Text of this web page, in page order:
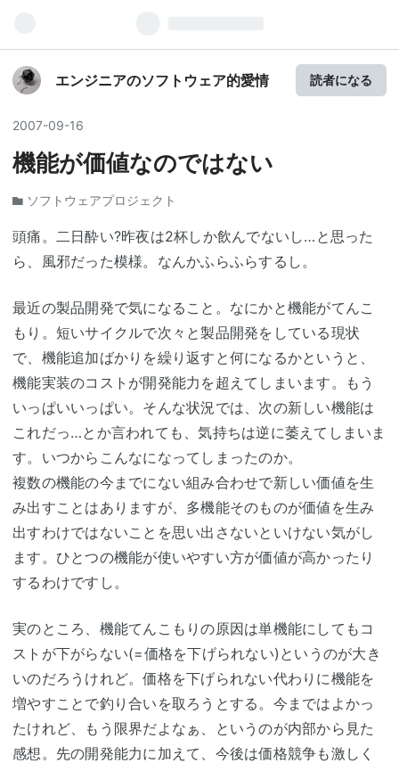
エンジニアのソフトウェア的愛情 読者になる
2007-09-16
機能が価値なのではない
ソフトウェアプロジェクト
頭痛。二日酔い?昨夜は2杯しか飲んでないし…と思った
ら、風邪だった模様。なんかふらふらするし。
最近の製品開発で気になること。なにかと機能がてんこ
もり。短いサイクルで次々と製品開発をしている現状
で、機能追加ばかりを繰り返すと何になるかというと、
機能実装のコストが開発能力を超えてしまいます。もう
いっぱいいっぱい。そんな状況では、次の新しい機能は
これだっ…とか言われても、気持ちは逆に萎えてしまいま
す。いつからこんなになってしまったのか。
複数の機能の今までにない組み合わせで新しい価値を生
み出すことはありますが、多機能そのものが価値を生み
出すわけではないことを思い出さないといけない気がし
ます。ひとつの機能が使いやすい方が価値が高かったり
するわけですし。
実のところ、機能てんこもりの原因は単機能にしてもコ
ストが下がらない(=価格を下げられない)というのが大き
いのだろうけれど。価格を下げられない代わりに機能を
増やすことで釣り合いを取ろうとする。今まではよかっ
たけれど、もう限界だよなぁ、というのが内部から見た
感想。先の開発能力に加えて、今後は価格競争も激しく